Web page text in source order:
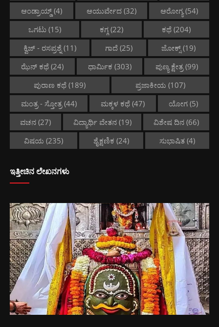
ಆಂಡ್ರಾಯ್ಡ್(4) ಆಯುರ್ವೇದ(32) ಆರೋಗ್ಯ (54)
ಒಗಟು(15) ಕಗ್ಗ(22) ಕಥೆ (204)
ಕ್ವಿಜ್ - ರಸಪ್ರಶ್ನೆ (11) ಗಾದೆ(25) ಜೋಕ್ಸ್ (19)
ಝೆನ್ ಕಥೆ(24) ಧಾರ್ಮಿಕ (303) ಪುಣ್ಯ ಕ್ಷೇತ್ರ(99)
ಪುರಾಣ ಕಥೆ (189) ಪ್ರಜಾಕೀಯ (107)
ಮಂತ್ರ - ಸ್ತೋತ್ರ(44) ಮಕ್ಕಳ ಕಥೆ(47) ಯೋಗ (5)
ವಚನ(27) ವಿದ್ಯಾರ್ಥಿ ವೇತನ(19) ವಿಶೇಷ ದಿನ (66)
ವಿಷಯ (235) ಶೈಕ್ಷಣಿಕ (24) ಸುಭಾಷಿತ (4)
ಇತ್ತೀಚಿನ ಲೇಖನಗಳು